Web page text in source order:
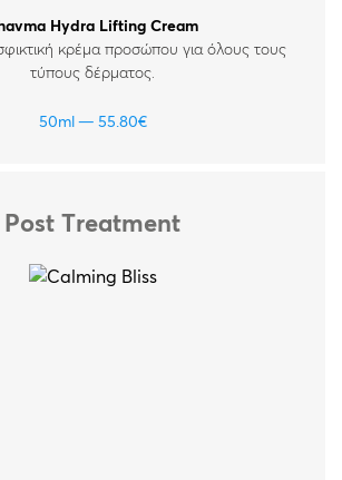
Hydra Lifting Cream
κρέμα προσώπου για όλους τους
τύπους δέρματος.
50ml 55.80€
Post Treatment